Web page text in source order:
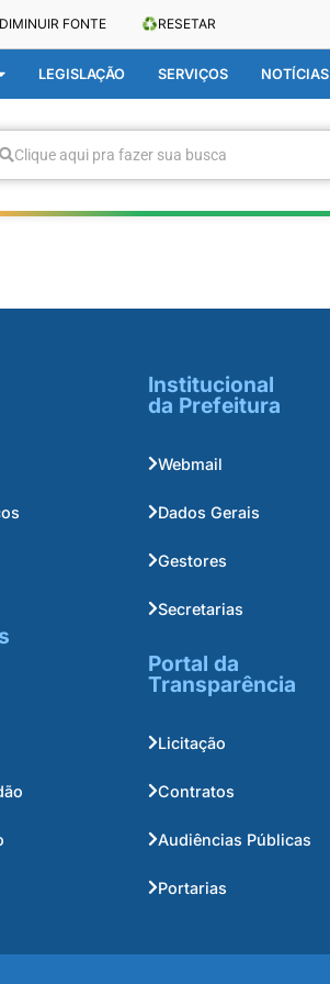
DIMINUIR FONTE ♻️RESETAR
LEGISLAÇÃO SERVIÇOS NOTÍCIAS
Clique aqui pra fazer sua busca
Institucional
da Prefeitura
Webmail
Dados Gerais
Gestores
Secretarias
Portal da
Transparência
Licitação
Contratos
Audiências Públicas
Portarias